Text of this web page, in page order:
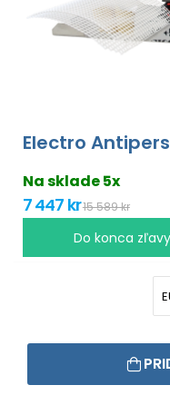
Electro
Na sklade 5x
7 447 kr15 589 kr
Do konca